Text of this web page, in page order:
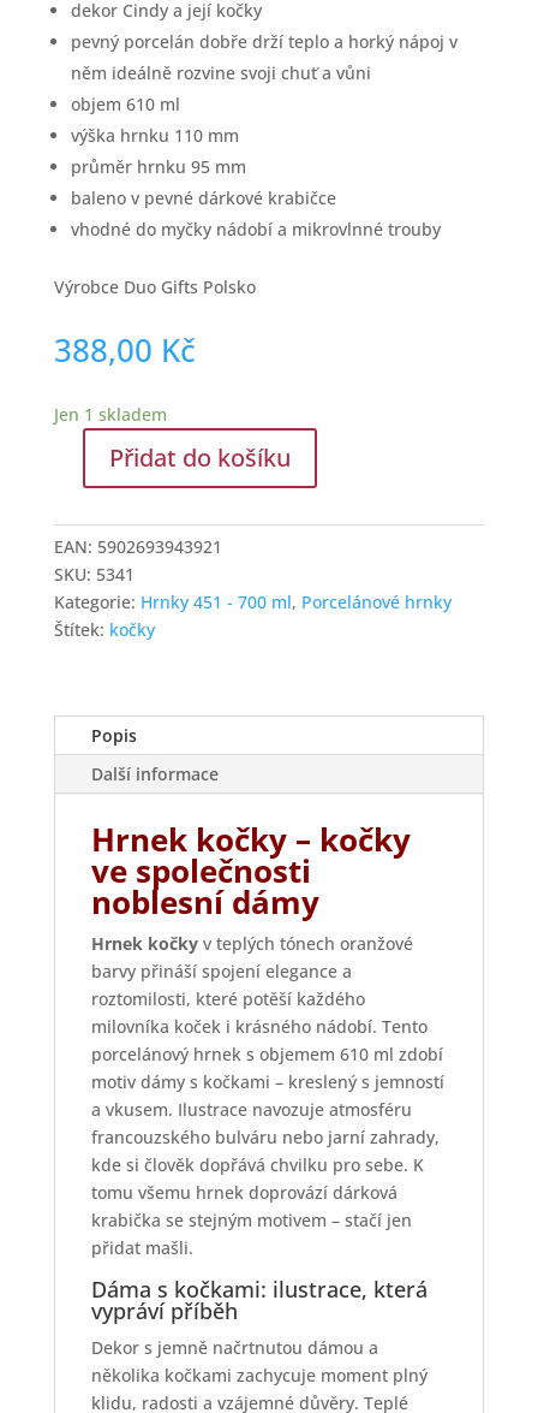
dekor Cindy a její kočky
pevný porcelán dobře drží teplo a horký nápoj v
něm ideálně rozvine svoji chuť a vůni
objem 610 ml
výška hrnku 110 mm
průměr hrnku 95 mm
baleno v pevné dárkové krabičce
vhodné do myčky nádobí a mikrovlnné trouby
Výrobce Duo Gifts Polsko
388,00 Kč
Jen 1 skladem
Hrnek
Big
610
ml
-
její
kočky
množství
Přidat do košíku
EAN: 5902693943921
SKU: 5341
Kategorie: Hrnky 451 - 700 ml, Porcelánové hrnky
Štítek: kočky
Popis
Další informace
Hrnek kočky – kočky
ve společnosti
noblesní dámy
Hrnek kočkyv teplých tónech oranžové
barvy přináší spojení elegance a
roztomilosti, které potěší každého
milovníka koček i krásného nádobí. Tento
porcelánový hrnek s objemem 610 ml zdobí
motiv dámy s kočkami – kreslený s jemností
a vkusem. Ilustrace navozuje atmosféru
francouzského bulváru nebo jarní zahrady,
kde si člověk dopřává chvilku pro sebe. K
tomu všemu hrnek doprovází dárková
krabička se stejným motivem – stačí jen
přidat mašli.
Dáma s kočkami: ilustrace, která
vypráví příběh
Dekor s jemně načrtnutou dámou a
několika kočkami zachycuje moment plný
klidu, radosti a vzájemné důvěry. Teplé